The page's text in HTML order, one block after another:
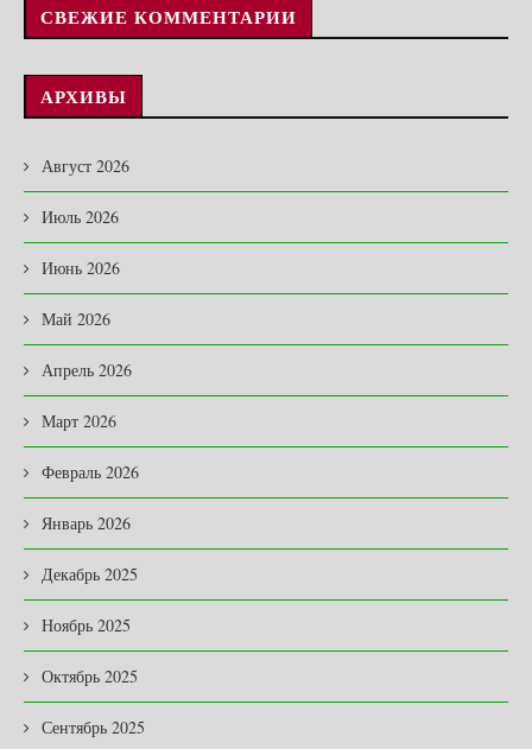
СВЕЖИЕ КОММЕНТАРИИ
АРХИВЫ
Август 2026
Июль 2026
Июнь 2026
Май 2026
Апрель 2026
Март 2026
Февраль 2026
Январь 2026
Декабрь 2025
Ноябрь 2025
Октябрь 2025
Сентябрь 2025